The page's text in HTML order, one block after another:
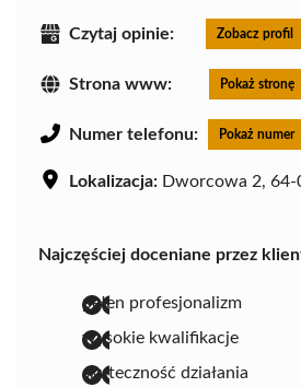
Czytaj opinie: Zobacz profil
Strona www: Pokaż stronę
Numer telefonu: Pokaż numer
Lokalizacja: Dworcowa 2, 64-
Najczęściej doceniane przez
pełen profesjonalizm
wysokie kwalifikacje
skuteczność działania